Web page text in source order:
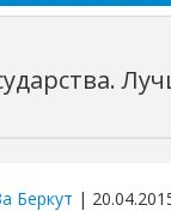
Беркут |